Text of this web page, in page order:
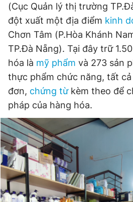
Đọc Thanh Niên trên điện thoại
Theo dõi báo trên
Hotline
0906 645 777
Liên
0908
Đặt báo Quảng cáo RSS
(Cục Quản lý thị trường
đột xuất một địa điểm kinh
Chơn Tâm (P.Hòa Khánh
TP.Đà Nẵng). Tại đây trữ
hóa là mỹ phẩm và 273 sản
thực phẩm chức năng, tất
đơn, chứng từkèm theo để
pháp của hàng hóa.